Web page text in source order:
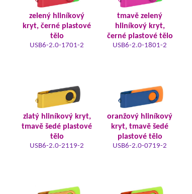
zelený hliníkový
kryt, černé plastové
tělo
USB6-2.0-1701-2
tmavě zelený
hliníkový kryt,
černé plastové tělo
USB6-2.0-1801-2
zlatý hliníkový kryt,
tmavě šedé plastové
tělo
USB6-2.0-2119-2
oranžový hliníkový
kryt, tmavě šedé
plastové tělo
USB6-2.0-0719-2